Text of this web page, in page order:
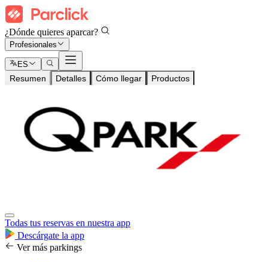
¿Dónde quieres aparcar?
Profesionales
ES
Resumen Detalles Cómo llegar Productos
Todas tus reservas en nuestra app
Descárgate la app
Ver más parkings